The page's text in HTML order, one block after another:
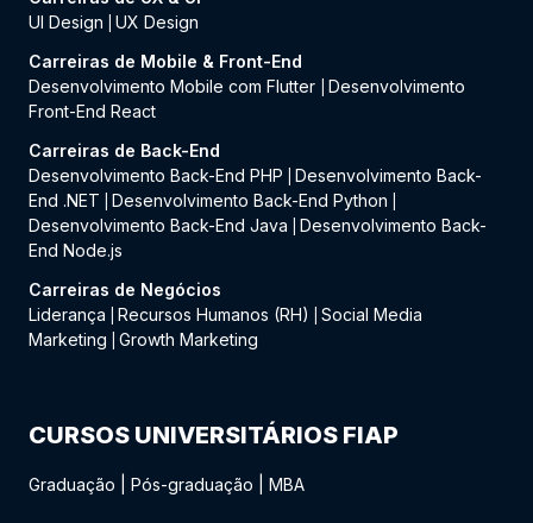
UI Design
UX Design
Carreiras de Mobile & Front-End
Desenvolvimento Mobile com Flutter
Desenvolvimento
Front-End React
Carreiras de Back-End
Desenvolvimento Back-End PHP
Desenvolvimento Back-
End .NET
Desenvolvimento Back-End Python
Desenvolvimento Back-End Java
Desenvolvimento Back-
End Node.js
Carreiras de Negócios
Liderança
Recursos Humanos (RH)
Social Media
Marketing
Growth Marketing
CURSOS UNIVERSITÁRIOS FIAP
Graduação Pós-graduação MBA